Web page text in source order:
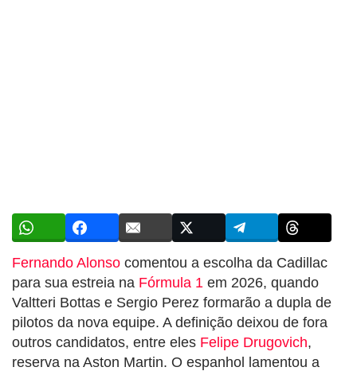
Fernando Alonso comentou a escolha da Cadillac
para sua estreia na Fórmula 1 em 2026, quando
Valtteri Bottas e Sergio Perez formarão a dupla de
pilotos da nova equipe. A definição deixou de fora
outros candidatos, entre eles Felipe Drugovich,
reserva na Aston Martin. O espanhol lamentou a